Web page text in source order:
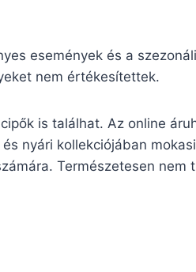
események és a
nem értékesítettek.
is találhat. Az online
nyári kollekciójában
Természetesen nem